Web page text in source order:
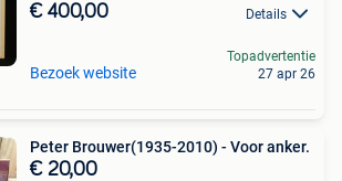
€ 400,00 Details
Bezoek website
Topadvertentie
27 apr 26
Peter Brouwer(1935-2010) - Voor anker.
€ 20,00